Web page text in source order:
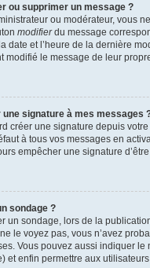
ou supprimer un message ?
ou modérateur, vous
modifierdu message
date et l’heure de la dernière
modifié le message de leur
signature à mes messages
créer une signature depuis
à tous vos messages en
empêcher une signature
sondage ?
un sondage, lors de la
le voyez pas, vous n’avez
Vous pouvez aussi indiquer
et enfin permettre aux